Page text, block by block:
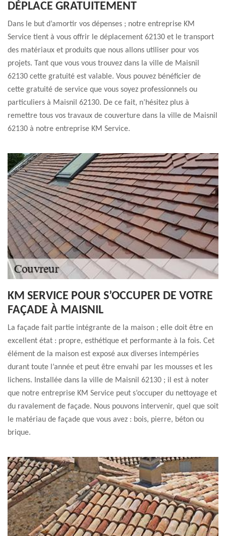
DÉPLACE GRATUITEMENT
Dans le but d’amortir vos dépenses ; notre entreprise KM
Service tient à vous offrir le déplacement 62130 et le transport
des matériaux et produits que nous allons utiliser pour vos
projets. Tant que vous vous trouvez dans la ville de Maisnil
62130 cette gratuité est valable. Vous pouvez bénéficier de
cette gratuité de service que vous soyez professionnels ou
particuliers à Maisnil 62130. De ce fait, n’hésitez plus à
remettre tous vos travaux de couverture dans la ville de Maisnil
62130 à notre entreprise KM Service.
KM SERVICE POUR S’OCCUPER DE VOTRE
FAÇADE À MAISNIL
La façade fait partie intégrante de la maison ; elle doit être en
excellent état : propre, esthétique et performante à la fois. Cet
élément de la maison est exposé aux diverses intempéries
durant toute l’année et peut être envahi par les mousses et les
lichens. Installée dans la ville de Maisnil 62130 ; il est à noter
que notre entreprise KM Service peut s’occuper du nettoyage et
du ravalement de façade. Nous pouvons intervenir, quel que soit
le matériau de façade que vous avez : bois, pierre, béton ou
brique.